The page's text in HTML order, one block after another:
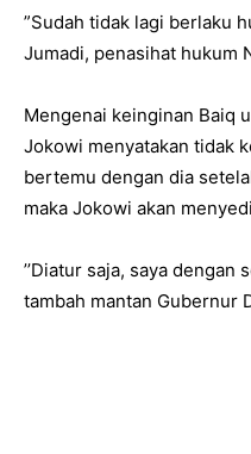
”Sudah tidak lagi berlaku
Jumadi, penasihat hukum
Mengenai keinginan Baiq
Jokowi menyatakan tidak
bertemu dengan dia
maka Jokowi akan
’’Diatur saja, saya dengan
tambah mantan Gubernur